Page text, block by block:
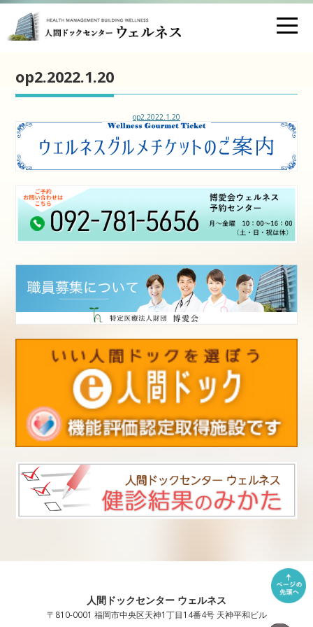
お問い合わせ
op2.2022.1.20
op2.2022.1.20
人間ドックセンター ウェルネス
〒810-0001 福岡市中央区天神1丁目14番4号 天神平和ビル